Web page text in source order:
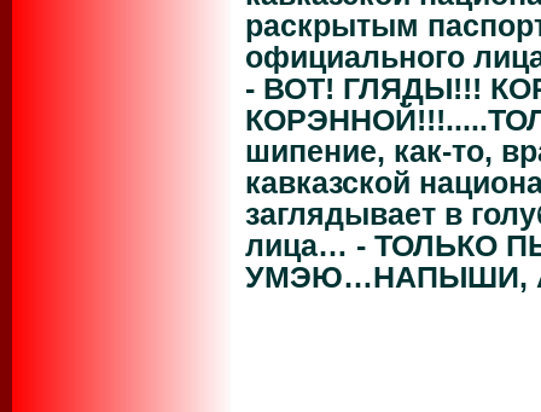
раскрытым
официального
- ВОТ! ГЛЯДЫ!!!
шипение, как-то,
кавказской
заглядывает в
лица… - ТОЛЬКО
УМЭЮ…НАПЫШИ,